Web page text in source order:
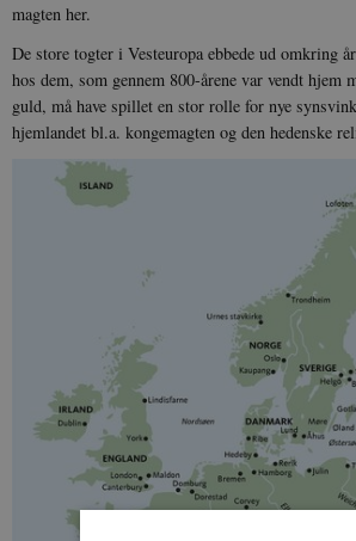
magten her.
De store togter i Vesteuropa ebbede ud omkring
hos dem, som gennem 800-årene var vendt hjem
guld, må have spillet en stor rolle for nye
hjemlandet bl.a. kongemagten og den hedenske